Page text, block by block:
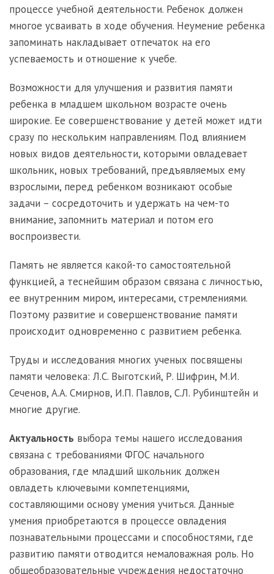
процессе учебной деятельности. Ребенок должен
многое усваивать в ходе обучения. Неумение ребенка
запоминать накладывает отпечаток на его
успеваемость и отношение к учебе.
Возможности для улучшения и развития памяти
ребенка в младшем школьном возрасте очень
широкие. Ее совершенствование у детей может идти
сразу по нескольким направлениям. Под влиянием
новых видов деятельности, которыми овладевает
школьник, новых требований, предъявляемых ему
взрослыми, перед ребенком возникают особые
задачи – сосредоточить и удержать на чем-то
внимание, запомнить материал и потом его
воспроизвести.
Память не является какой-то самостоятельной
функцией, а теснейшим образом связана с личностью,
ее внутренним миром, интересами, стремлениями.
Поэтому развитие и совершенствование памяти
происходит одновременно с развитием ребенка.
Труды и исследования многих ученых посвящены
памяти человека: Л.С. Выготский, Р. Шифрин, М.И.
Сеченов, А.А. Смирнов, И.П. Павлов, С.Л. Рубинштейн и
многие другие.
Актуальность выбора темы нашего исследования
связана с требованиями ФГОС начального
образования, где младший школьник должен
овладеть ключевыми компетенциями,
составляющими основу умения учиться. Данные
умения приобретаются в процессе овладения
познавательными процессами и способностями, где
развитию памяти отводится немаловажная роль. Но
общеобразовательные учреждения недостаточно